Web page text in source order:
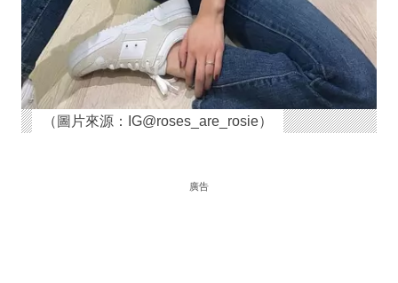
（圖片來源：IG@roses_are_rosie）
廣告